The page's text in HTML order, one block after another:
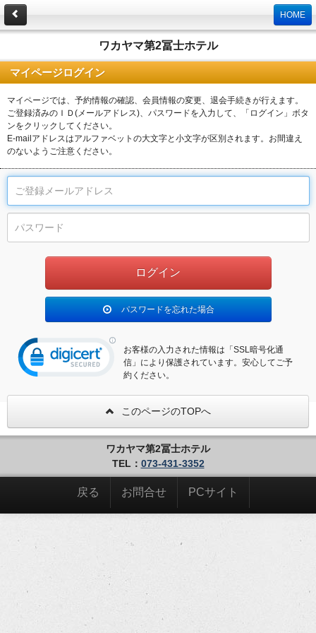
HOME
ワカヤマ第2冨士ホテル
マイページログイン
マイページでは、予約情報の確認、会員情報の変更、退会手続きが行えます。
ご登録済みのＩＤ(メールアドレス)、パスワードを入力して、「ログイン」ボタ
ンをクリックしてください。
E-mailアドレスはアルファベットの大文字と小文字が区別されます。お間違え
のないようご注意ください。
パスワードを忘れた場合
お客様の入力された情報は「SSL暗号化通
信」により保護されています。安心してご予
約ください。
このページのTOPへ
ワカヤマ第2冨士ホテル
TEL： 073-431-3352
戻る お問合せ PCサイト